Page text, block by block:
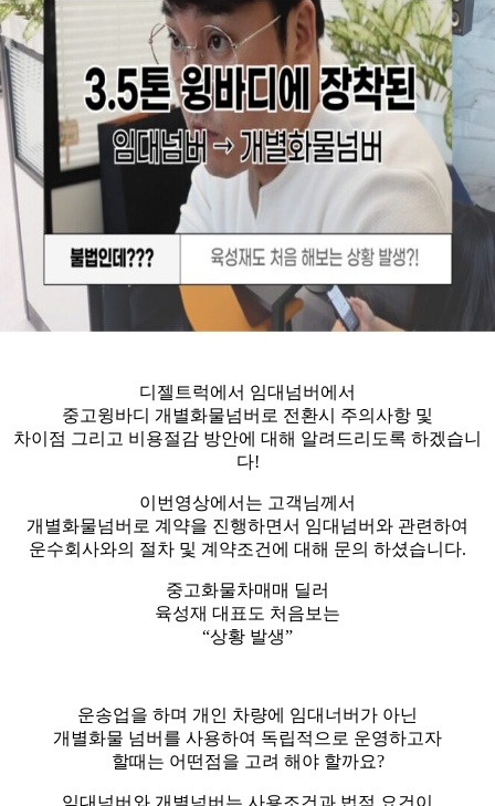
디젤트럭에서 임대넘버에서
중고윙바디 개별화물넘버로 전환시 주의사항 및
차이점 그리고 비용절감 방안에 대해 알려드리도록 하겠습니
다!
이번영상에서는 고객님께서
개별화물넘버로 계약을 진행하면서 임대넘버와 관련하여
운수회사와의 절차 및 계약조건에 대해 문의 하셨습니다.
중고화물차매매 딜러
육성재 대표도 처음보는
“상황 발생”
운송업을 하며 개인 차량에 임대너버가 아닌
개별화물 넘버를 사용하여 독립적으로 운영하고자
할때는 어떤점을 고려 해야 할까요?
​임대넘버와 개별넘버는 사용조건과 법적 요건이